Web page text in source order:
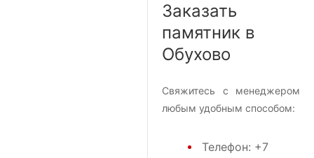
Заказать
памятник в
Обухово
Свяжитесь с менеджером
любым удобным способом:
Телефон: +7